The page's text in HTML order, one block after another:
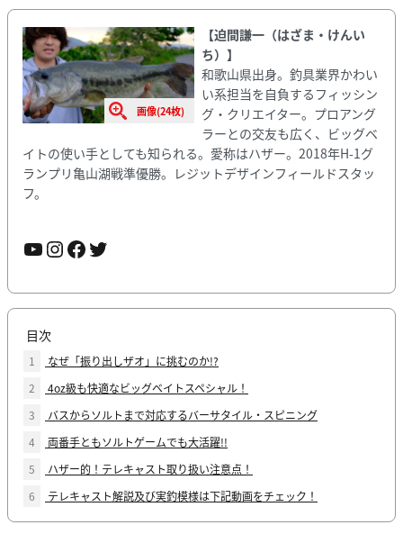
画像(24枚)
【迫間謙一（はざま・けんい
ち）】
和歌山県出身。釣具業界かわい
い系担当を自負するフィッシン
グ・クリエイター。プロアング
ラーとの交友も広く、ビッグベ
イトの使い手としても知られる。愛称はハザー。2018年H-1グ
ランプリ亀山湖戦準優勝。レジットデザインフィールドスタッ
フ。
YouTube
Instagram
Facebook
Twitter
目次
1
なぜ「振り出しザオ」に挑むのか!?
2
4oz級も快適なビッグベイトスペシャル！
3
バスからソルトまで対応するバーサタイル・スピニング
4
両番手ともソルトゲームでも大活躍!!
5
ハザー的！テレキャスト取り扱い注意点！
6
テレキャスト解説及び実釣模様は下記動画をチェック！